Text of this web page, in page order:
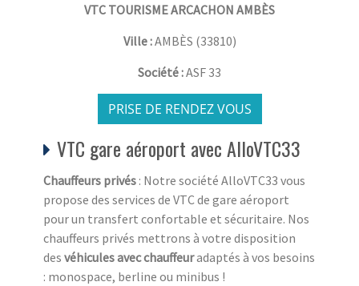
VTC TOURISME ARCACHON AMBÈS
Ville :AMBÈS (33810)
Société :ASF 33
PRISE DE RENDEZ VOUS
VTC gare aéroport avec AlloVTC33
Chauffeurs privés : Notre société AlloVTC33 vous
propose des services de VTC de gare aéroport
pour un transfert confortable et sécuritaire. Nos
chauffeurs privés mettrons à votre disposition
des véhicules avec chauffeuradaptés à vos besoins
: monospace, berline ou minibus !